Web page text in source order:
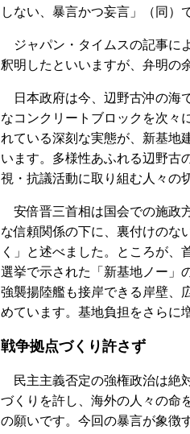
しない、暴言かつ妄言」（同）
ジャパン・タイムスの記事に
釈明したといいますが、弁明の
日本政府は今、辺野古沖の海
なコンクリートブロックを次々
れている深刻な実態が、新基地
います。多様性あふれる辺野古
視・抗議活動に取り組む人々の
安倍晋三首相は国会での施政
な信頼関係の下に、裏付けのな
く」と述べました。ところが、
選挙で示された「新基地ノー」
強襲揚陸艦も接岸できる岸壁、
めています。基地負担をさらに
戦争拠点づくり許さず
民主主義否定の強権政治は絶
づくりを許し、海外の人々の命
の願いです。今回の暴言が象徴